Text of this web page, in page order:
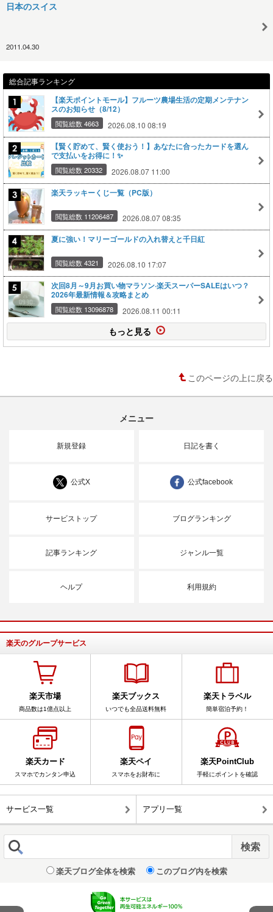
日本のスイス
2011.04.30
総合記事ランキング
【楽天ポイントモール】フルーツ農場生活の定期メンテナン
スのお知らせ（8/12）
閲覧総数 4663 2026.08.10 08:19
【賢く貯めて、賢く使おう！】あなたに合ったカードを選ん
で支払いをお得に！✨
閲覧総数 20332 2026.08.07 11:00
楽天ラッキーくじ一覧（PC版）
閲覧総数 11206487 2026.08.07 08:35
夏に強い！マリーゴールドの入れ替えと千日紅
閲覧総数 4321 2026.08.10 17:07
次回8月～9月お買い物マラソン·楽天スーパーSALEはいつ？
2026年最新情報＆攻略まとめ
閲覧総数 13096878 2026.08.11 00:11
もっと見る
このページの上に戻る
メニュー
新規登録 日記を書く
公式X 公式facebook
サービストップ ブログランキング
記事ランキング ジャンル一覧
ヘルプ 利用規約
楽天のグループサービス
楽天市場
商品数は1億点以上
楽天ブックス
いつでも全品送料無料
楽天トラベル
簡単宿泊予約！
楽天カード
スマホでカンタン申込
楽天ペイ
スマホをお財布に
楽天PointClub
手軽にポイントを確認
サービス一覧 アプリ一覧
楽天ブログ全体を検索 このブログ内を検索